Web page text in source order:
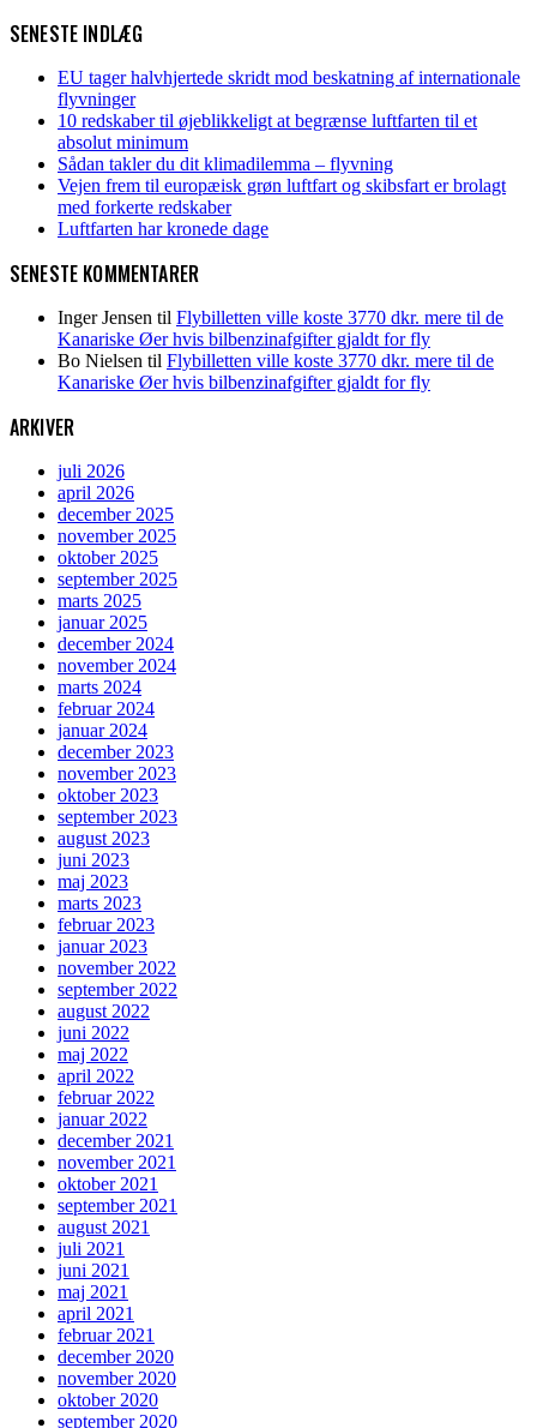
SENESTE INDLÆG
EU tager halvhjertede skridt mod beskatning af internationale
flyvninger
10 redskaber til øjeblikkeligt at begrænse luftfarten til et
absolut minimum
Sådan takler du dit klimadilemma – flyvning
Vejen frem til europæisk grøn luftfart og skibsfart er brolagt
med forkerte redskaber
Luftfarten har kronede dage
SENESTE KOMMENTARER
Inger Jensen til Flybilletten ville koste 3770 dkr. mere til de
Kanariske Øer hvis bilbenzinafgifter gjaldt for fly
Bo Nielsen til Flybilletten ville koste 3770 dkr. mere til de
Kanariske Øer hvis bilbenzinafgifter gjaldt for fly
ARKIVER
juli 2026
april 2026
december 2025
november 2025
oktober 2025
september 2025
marts 2025
januar 2025
december 2024
november 2024
marts 2024
februar 2024
januar 2024
december 2023
november 2023
oktober 2023
september 2023
august 2023
juni 2023
maj 2023
marts 2023
februar 2023
januar 2023
november 2022
september 2022
august 2022
juni 2022
maj 2022
april 2022
februar 2022
januar 2022
december 2021
november 2021
oktober 2021
september 2021
august 2021
juli 2021
juni 2021
maj 2021
april 2021
februar 2021
december 2020
november 2020
oktober 2020
september 2020